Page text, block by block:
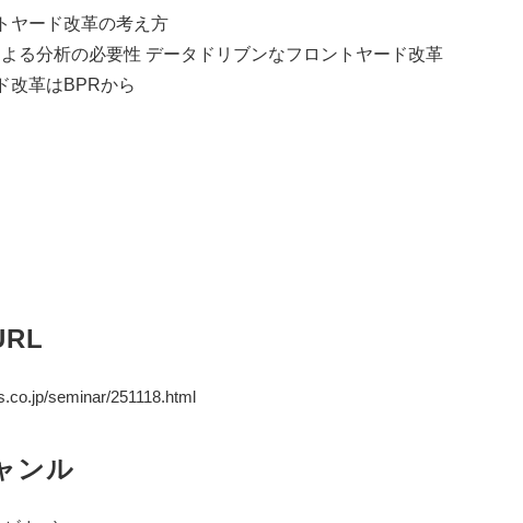
ヤード改革の考え方
る分析の必要性 データドリブンなフロントヤード改革
改革はBPRから
seminar/251118.html
ンル